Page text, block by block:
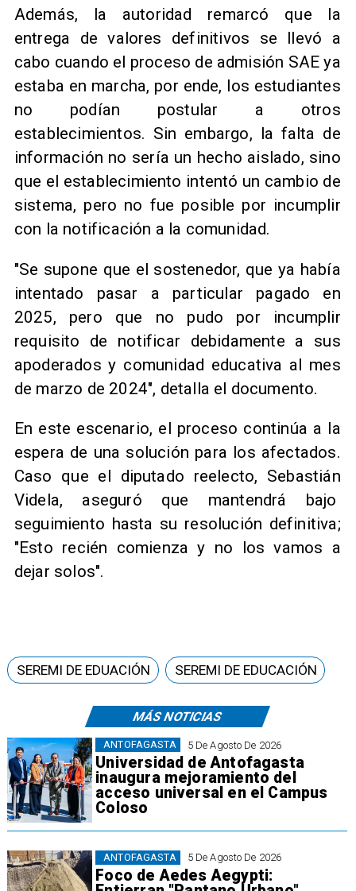
Además, la autoridad remarcó que la
entrega de valores definitivos se llevó a
cabo cuando el proceso de admisión SAE ya
estaba en marcha, por ende, los estudiantes
no podían postular a otros
establecimientos. Sin embargo, la falta de
información no sería un hecho aislado, sino
que el establecimiento intentó un cambio de
sistema, pero no fue posible por incumplir
con la notificación a la comunidad.
"Se supone que el sostenedor, que ya había
intentado pasar a particular pagado en
2025, pero que no pudo por incumplir
requisito de notificar debidamente a sus
apoderados y comunidad educativa al mes
de marzo de 2024", detalla el documento.
En este escenario, el proceso continúa a la
espera de una solución para los afectados.
Caso que el diputado reelecto, Sebastián
Videla, aseguró que mantendrá bajo
seguimiento hasta su resolución definitiva;
"Esto recién comienza y no los vamos a
dejar solos".
MÁS NOTICIAS
5 De Agosto De 2026
Universidad de Antofagasta
inaugura mejoramiento del
acceso universal en el Campus
Coloso
ANTOFAGASTA
5 De Agosto De 2026
Foco de Aedes Aegypti:
ANTOFAGASTA
SEREMI DE EDUACIÓN SEREMI DE EDUCACIÓN